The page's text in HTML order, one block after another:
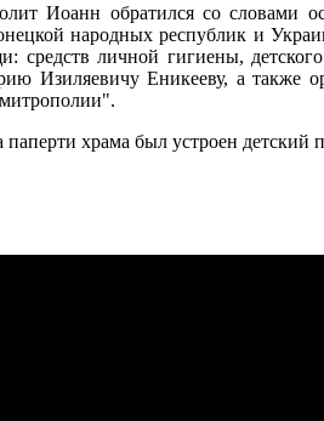
Иоанн обратился со словами
народных республик и
средств личной гигиены,
Изиляевичу Еникееву, а также
храма был устроен детский